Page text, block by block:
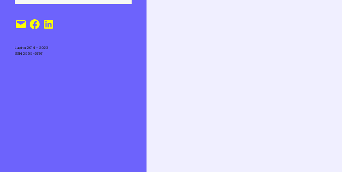
Correo
electrónico
Facebook
LinkedIn
Lupita 2014 – 2023
ISSN 2555-6797